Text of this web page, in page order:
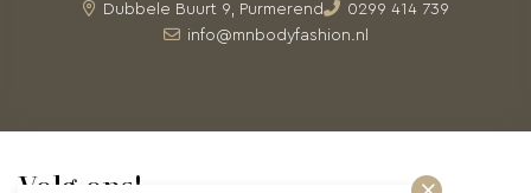
Dubbele Buurt 9, Purmerend
0299 414 739
info@mnbodyfashion.nl